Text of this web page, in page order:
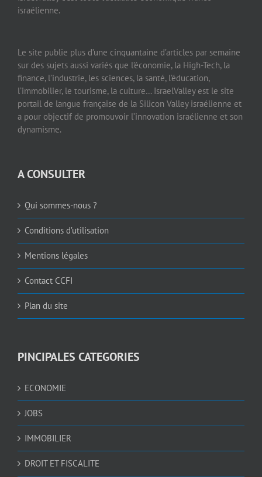
israélienne.
Le site publie plus d’une cinquantaine d’articles par semaine
sur des sujets aussi variés que l’économie, la High-Tech, la
finance, l’industrie, les sciences, la santé, l’éducation,
l’immobilier, le tourisme, la culture… IsraelValley est le site
portail de langue française de la Silicon Valley israélienne et
a pour objectif de promouvoir l’innovation israélienne et son
dynamisme.
A CONSULTER
Qui sommes-nous ?
Conditions d’utilisation
Mentions légales
Contact CCFI
Plan du site
PINCIPALES CATEGORIES
ECONOMIE
JOBS
IMMOBILIER
DROIT ET FISCALITE